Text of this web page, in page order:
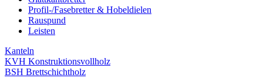
Profil-/Fasebretter & Hobeldielen
Rauspund
Leisten
Kanteln
KVH Konstruktionsvollholz
BSH Brettschichtholz